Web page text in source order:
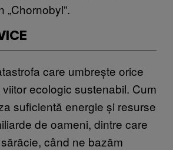
„Chornobyl”.
care umbrește orice
ecologic sustenabil. Cum
suficientă energie și resurse
de oameni, dintre care
când ne bazăm